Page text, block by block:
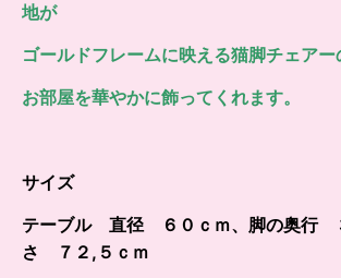
地が
ゴールドフレームに映える猫脚チェアー
お部屋を華やかに飾ってくれます。
サイズ
テーブル 直径 ６０ｃｍ、脚の奥行
さ ７２,５ｃｍ